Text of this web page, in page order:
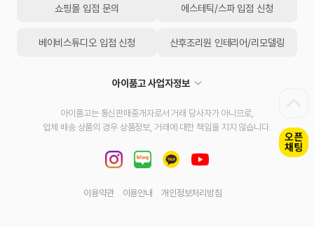
쇼핑몰 입점 문의 에스테틱/스파 입점 신청
베이비스튜디오 입점 신청 산후조리원 인테리어/리모델링
아이품고 사업자정보
아이품고는 통신판매중개자로서 거래 당사자가 아니므로,
업체 배송 상품의 경우 상품정보, 거래에 대한 책임을 지지 않습니다.
이용약관 이용안내 개인정보처리방침